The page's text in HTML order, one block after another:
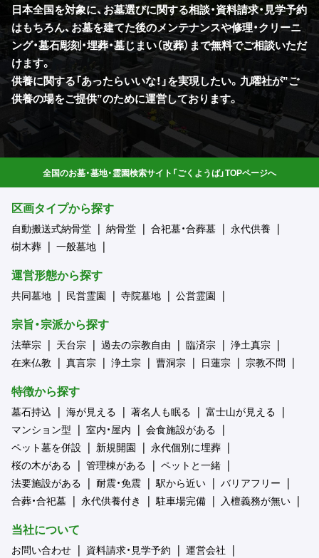
日本全国を対象に、お墓選びに関する相談・資料請求・見学予約
はもちろん、お墓を建てた後のメンテナンスや修理・クリーニ
ング・墓石彫刻・埋葬・墓じまい（改葬）まで無料でご相談いただ
けます。
供養に関する「あったらいいな！」を実現したい。九曜社が”ご
供養の場をご提供”のために運営しております。
全国のお墓・墓地・霊園検索サイト「ごくようば」TOPページへ
区画タイプから探す
自動搬送式納骨堂 納骨堂 合祀墓・合葬墓
永代供養
樹木葬
一般墓地
運営形態から探す
共同墓地 民営霊園 寺院墓地 公営霊園
宗旨・宗派から探す
法華宗 天台宗 過去の宗教自由 臨済宗
浄土真宗
在来仏教
真言宗 浄土宗 曹洞宗 日蓮宗 宗教不問
特徴から探す
墓石持込 海が見える 著名人も眠る
富士山が見える
マンション型
室内・屋内
会食施設がある
ペット墓を併設
新規開園
永代個別に埋葬
桜の木がある
管理棟がある
ペットと一緒
法要施設がある
耐震・免震 駅から近い
バリアフリー
合葬・合祀墓
永代供養付き 駐車場完備 入檀義務が無い
当社について
お問い合わせ 資料請求・見学予約 運営会社